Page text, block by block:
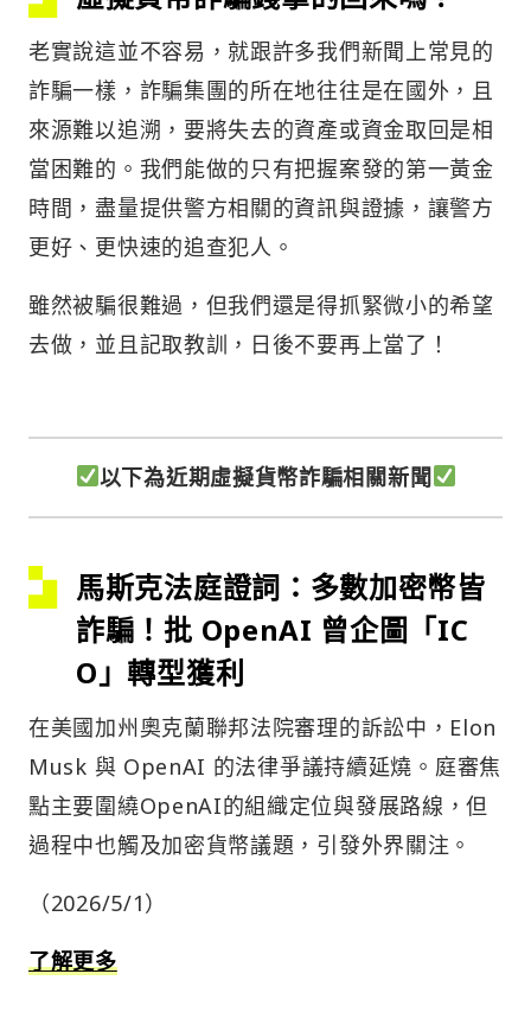
老實說這並不容易，就跟許多我們新聞上常見的
詐騙一樣，詐騙集團的所在地往往是在國外，且
來源難以追溯，要將失去的資產或資金取回是相
當困難的。我們能做的只有把握案發的第一黃金
時間，盡量提供警方相關的資訊與證據，讓警方
更好、更快速的追查犯人。
雖然被騙很難過，但我們還是得抓緊微小的希望
去做，並且記取教訓，日後不要再上當了！
以下為近期虛擬貨幣詐騙相關新聞
馬斯克法庭證詞：多數加密幣皆
詐騙！批 OpenAI 曾企圖「IC
O」轉型獲利
在美國加州奧克蘭聯邦法院審理的訴訟中，Elon
Musk 與 OpenAI 的法律爭議持續延燒。庭審焦
點主要圍繞OpenAI的組織定位與發展路線，但
過程中也觸及加密貨幣議題，引發外界關注。
（2026/5/1）
了解更多